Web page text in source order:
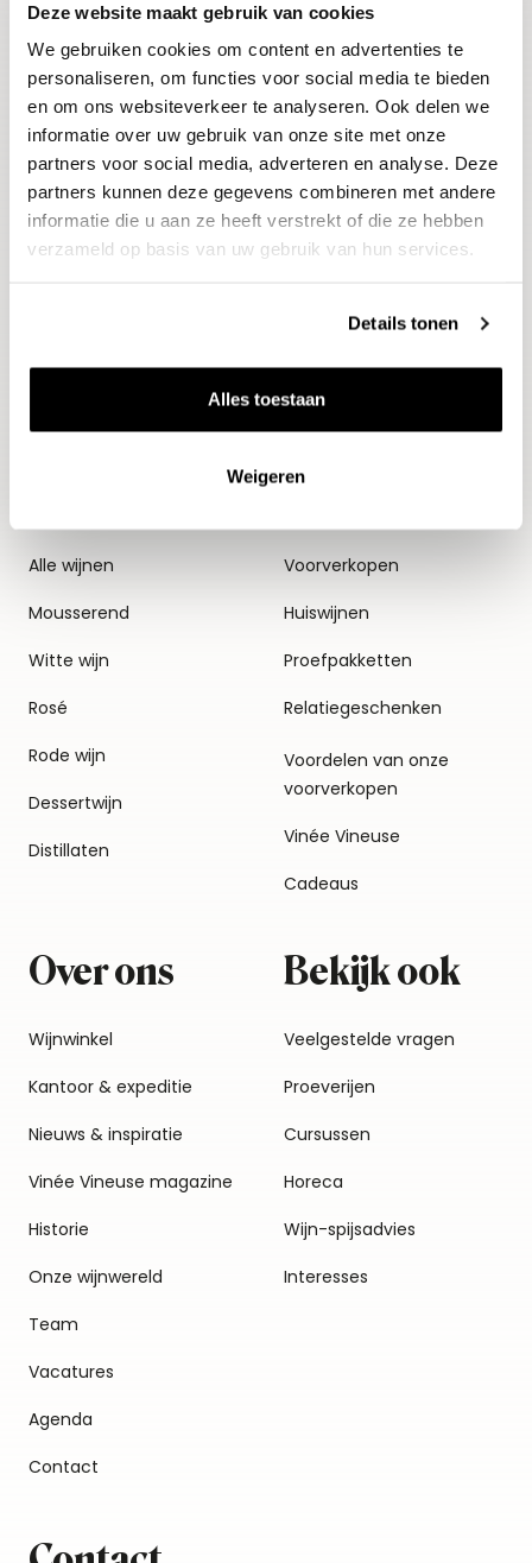
Deze website maakt gebruik van cookies
We gebruiken cookies om content en advertenties te
personaliseren, om functies voor social media te bieden
en om ons websiteverkeer te analyseren. Ook delen we
informatie over uw gebruik van onze site met onze
partners voor social media, adverteren en analyse. Deze
partners kunnen deze gegevens combineren met andere
informatie die u aan ze heeft verstrekt of die ze hebben
verzameld op basis van uw gebruik van hun services.
Details tonen
Alles toestaan
Weigeren
Blijf op de hoogte
Ontvang het laatste wijnnieuws, proeverijen en
evenementen
E-mailadres
Aanmelden
Alle wijnen
Mousserend
Witte wijn
Rosé
Rode wijn
Dessertwijn
Distillaten
Thema's
Voorverkopen
Huiswijnen
Proefpakketten
Relatiegeschenken
Voordelen van onze
voorverkopen
Vinée Vineuse
Cadeaus
Over ons
Wijnwinkel
Kantoor & expeditie
Nieuws & inspiratie
Vinée Vineuse magazine
Historie
Onze wijnwereld
Team
Vacatures
Agenda
Contact
Bekijk ook
Veelgestelde vragen
Proeverijen
Cursussen
Horeca
Wijn-spijsadvies
Interesses